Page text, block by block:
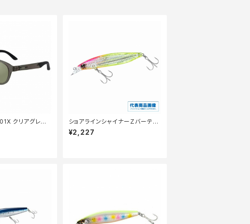
クリアグレー
ショアラインシャイナーＺバーティ
スＲ98Ｓ ＬＩ
¥2,227